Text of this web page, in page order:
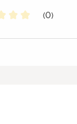
(0)